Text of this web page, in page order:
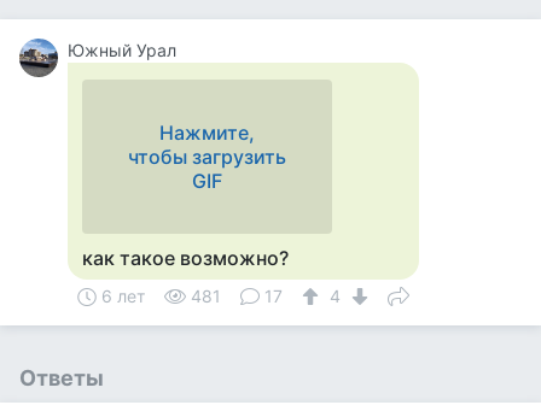
Южный Урал
Нажмите,
чтобы загрузить
GIF
как такое возможно?
6 лет 481 17 4
Ответы